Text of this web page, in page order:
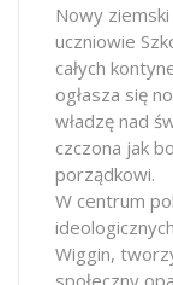
Nowy ziemski
uczniowie
całych
ogłasza się
władzę nad
czczona jak
porządkowi.
W centrum
Wiggin,
społeczny